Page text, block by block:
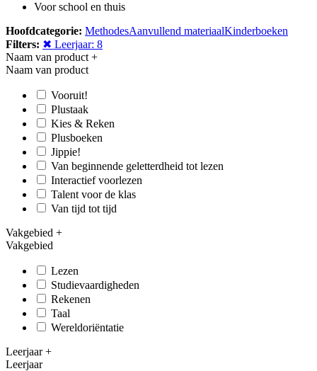
Voor school en thuis
Hoofdcategorie: MethodesAanvullend materiaalKinderboeken
Filters: ✖ Leerjaar: 8
Naam van product +
Naam van product
Vooruit!
Plustaak
Kies & Reken
Plusboeken
Jippie!
Van beginnende geletterdheid tot lezen
Interactief voorlezen
Talent voor de klas
Van tijd tot tijd
Vakgebied +
Vakgebied
Lezen
Studievaardigheden
Rekenen
Taal
Wereldoriëntatie
Leerjaar+
Leerjaar